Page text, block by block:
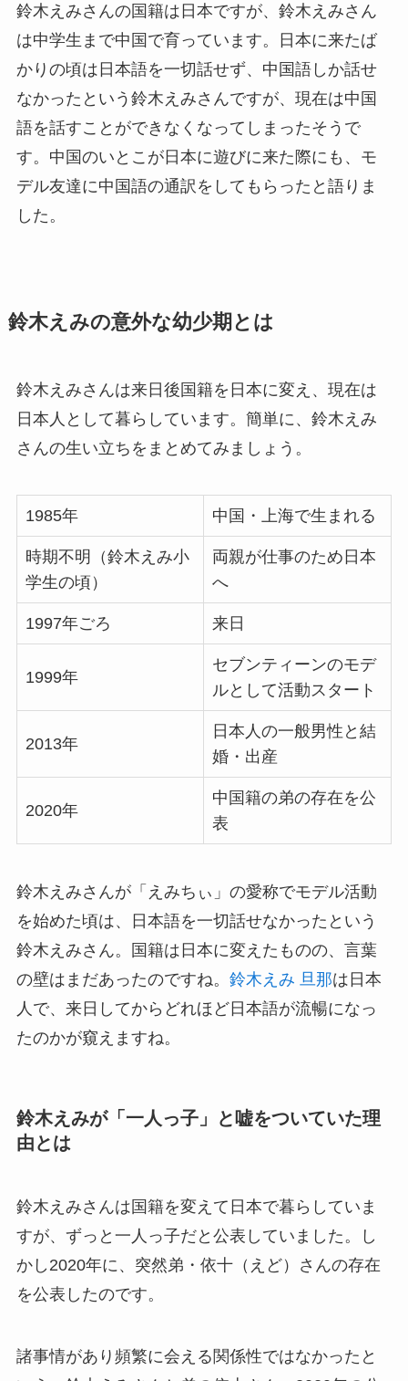
鈴木えみさんの国籍は日本ですが、鈴木えみさん
は中学生まで中国で育っています。日本に来たば
かりの頃は日本語を一切話せず、中国語しか話せ
なかったという鈴木えみさんですが、現在は中国
語を話すことができなくなってしまったそうで
す。中国のいとこが日本に遊びに来た際にも、モ
デル友達に中国語の通訳をしてもらったと語りま
した。
鈴木えみの意外な幼少期とは
鈴木えみさんは来日後国籍を日本に変え、現在は
日本人として暮らしています。簡単に、鈴木えみ
さんの生い立ちをまとめてみましょう。
1985年 中国・上海で生まれる
時期不明（鈴木えみ小
学生の頃）
両親が仕事のため日本
へ
1997年ごろ 来日
1999年
セブンティーンのモデ
ルとして活動スタート
2013年
日本人の一般男性と結
婚・出産
2020年
中国籍の弟の存在を公
表
鈴木えみさんが「えみちぃ」の愛称でモデル活動
を始めた頃は、日本語を一切話せなかったという
鈴木えみさん。国籍は日本に変えたものの、言葉
の壁はまだあったのですね。 鈴木えみ 旦那は日本
人で、来日してからどれほど日本語が流暢になっ
たのかが窺えますね。
鈴木えみが「一人っ子」と嘘をついていた理
由とは
鈴木えみさんは国籍を変えて日本で暮らしていま
すが、ずっと一人っ子だと公表していました。し
かし 2020年に、突然弟・依十（えど）さんの存在
を公表したのです。
諸事情があり頻繁に会える関係性ではなかったと